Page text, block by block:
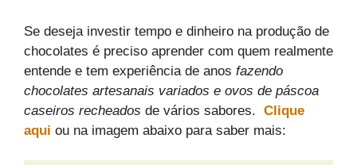
Se deseja investir tempo e dinheiro na produção de
chocolates é preciso aprender com quem realmente
entende e tem experiência de anos fazendo
chocolates artesanais variados e ovos de páscoa
caseiros recheados de vários sabores. Clique
aqui ou na imagem abaixo para saber mais: